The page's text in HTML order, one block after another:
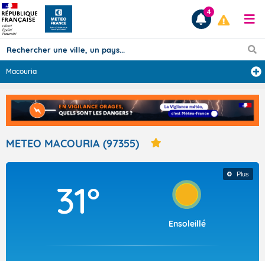
Prévisions
TOUS LES RÉSULTATS
Articles
4
Macouria
METEO MACOURIA (97355)
Plus
31°
Ensoleillé